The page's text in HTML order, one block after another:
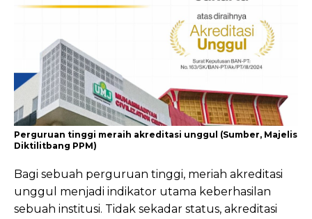
Perguruan tinggi meraih akreditasi unggul (Sumber, Majelis
Diktilitbang PPM)
Bagi sebuah perguruan tinggi, meriah akreditasi
unggul menjadi indikator utama keberhasilan
sebuah institusi. Tidak sekadar status, akreditasi